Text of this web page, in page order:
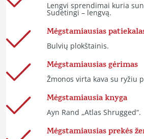
Lengvi sprendimai kuria
Sudėtingi – lengvą.
Mėgstamiausias
Bulvių plokštainis.
Mėgstamiausias gėrimas
Žmonos virta kava su ryžiu
Mėgstamiausia knyga
Ayn Rand „Atlas Shrugged“.
Mėgstamiausias prekės